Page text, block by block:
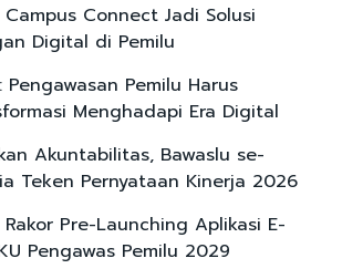
Campus Connect Jadi Solusi
Digital di Pemilu
Pengawasan Pemilu Harus
Menghadapi Era Digital
Akuntabilitas, Bawaslu se-
Teken Pernyataan Kinerja 2026
Rakor Pre-Launching Aplikasi E-
Pengawas Pemilu 2029